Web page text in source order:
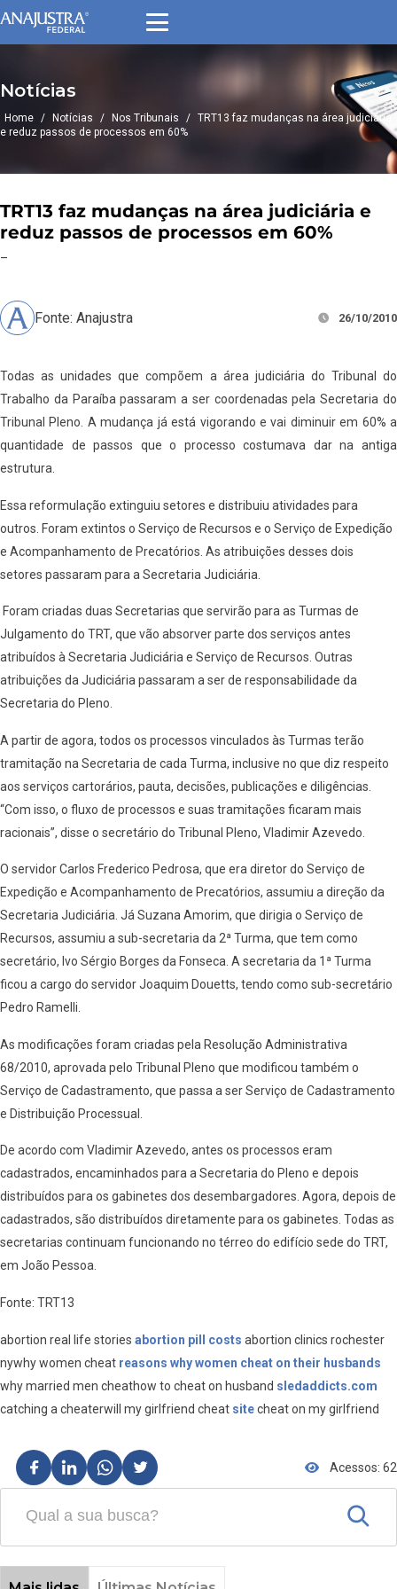
Notícias
Home / Notícias / Nos Tribunais / TRT13 faz mudanças na área judiciária
e reduz passos de processos em 60%
TRT13 faz mudanças na área judiciária e
reduz passos de processos em 60%
–
Fonte: Anajustra 26/10/2010
Todas as unidades que compõem a área judiciária do Tribunal do
Trabalho da Paraíba passaram a ser coordenadas pela Secretaria do
Tribunal Pleno. A mudança já está vigorando e vai diminuir em 60% a
quantidade de passos que o processo costumava dar na antiga
estrutura.
Essa reformulação extinguiu setores e distribuiu atividades para
outros. Foram extintos o Serviço de Recursos e o Serviço de Expedição
e Acompanhamento de Precatórios. As atribuições desses dois
setores passaram para a Secretaria Judiciária.
Foram criadas duas Secretarias que servirão para as Turmas de
Julgamento do TRT, que vão absorver parte dos serviços antes
atribuídos à Secretaria Judiciária e Serviço de Recursos. Outras
atribuições da Judiciária passaram a ser de responsabilidade da
Secretaria do Pleno.
A partir de agora, todos os processos vinculados às Turmas terão
tramitação na Secretaria de cada Turma, inclusive no que diz respeito
aos serviços cartorários, pauta, decisões, publicações e diligências.
“Com isso, o fluxo de processos e suas tramitações ficaram mais
racionais”, disse o secretário do Tribunal Pleno, Vladimir Azevedo.
O servidor Carlos Frederico Pedrosa, que era diretor do Serviço de
Expedição e Acompanhamento de Precatórios, assumiu a direção da
Secretaria Judiciária. Já Suzana Amorim, que dirigia o Serviço de
Recursos, assumiu a sub-secretaria da 2ª Turma, que tem como
secretário, Ivo Sérgio Borges da Fonseca. A secretaria da 1ª Turma
ficou a cargo do servidor Joaquim Douetts, tendo como sub-secretário
Pedro Ramelli.
As modificações foram criadas pela Resolução Administrativa
68/2010, aprovada pelo Tribunal Pleno que modificou também o
Serviço de Cadastramento, que passa a ser Serviço de Cadastramento
e Distribuição Processual.
De acordo com Vladimir Azevedo, antes os processos eram
cadastrados, encaminhados para a Secretaria do Pleno e depois
distribuídos para os gabinetes dos desembargadores. Agora, depois de
cadastrados, são distribuídos diretamente para os gabinetes. Todas as
secretarias continuam funcionando no térreo do edifício sede do TRT,
em João Pessoa.
Fonte: TRT13
abortion real life stories abortion pill costs abortion clinics rochester
nywhy women cheat reasons why women cheat on their husbands
why married men cheathow to cheat on husband sledaddicts.com
catching a cheaterwill my girlfriend cheat sitecheat on my girlfriend
Acessos: 62